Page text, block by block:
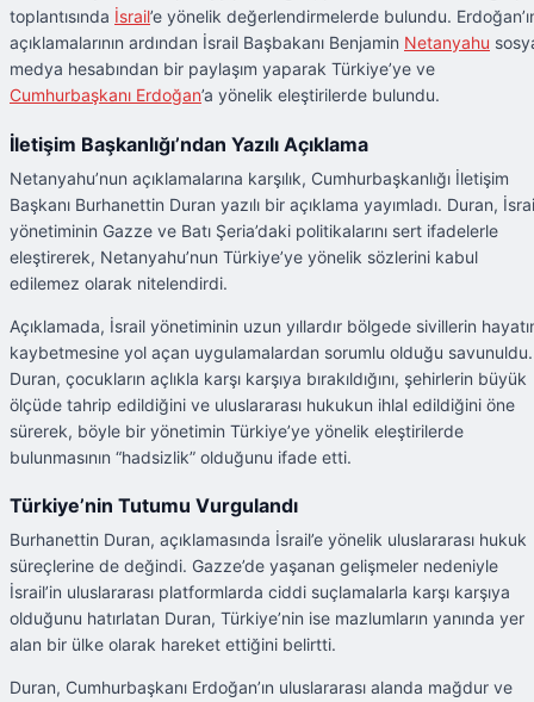
toplantısında İsrail’e yönelik değerlendirmelerde bulundu.
açıklamalarının ardından İsrail Başbakanı Benjamin Netanyahu
medya hesabından bir paylaşım yaparak Türkiye’ye ve
Cumhurbaşkanı Erdoğan’a yönelik eleştirilerde bulundu.
İletişim Başkanlığı’ndan Yazılı Açıklama
Netanyahu’nun açıklamalarına karşılık, Cumhurbaşkanlığı İletişim
Başkanı Burhanettin Duran yazılı bir açıklama yayımladı. Duran,
yönetiminin Gazze ve Batı Şeria’daki politikalarını sert ifadelerle
eleştirerek, Netanyahu’nun Türkiye’ye yönelik sözlerini kabul
edilemez olarak nitelendirdi.
Açıklamada, İsrail yönetiminin uzun yıllardır bölgede sivillerin
kaybetmesine yol açan uygulamalardan sorumlu olduğu savunuldu.
Duran, çocukların açlıkla karşı karşıya bırakıldığını, şehirlerin büyük
ölçüde tahrip edildiğini ve uluslararası hukukun ihlal edildiğini öne
sürerek, böyle bir yönetimin Türkiye’ye yönelik eleştirilerde
bulunmasının “hadsizlik” olduğunu ifade etti.
Türkiye’nin Tutumu Vurgulandı
Burhanettin Duran, açıklamasında İsrail’e yönelik uluslararası hukuk
süreçlerine de değindi. Gazze’de yaşanan gelişmeler nedeniyle
İsrail’in uluslararası platformlarda ciddi suçlamalarla karşı karşıya
olduğunu hatırlatan Duran, Türkiye’nin ise mazlumların yanında yer
alan bir ülke olarak hareket ettiğini belirtti.
Duran, Cumhurbaşkanı Erdoğan’ın uluslararası alanda mağdur ve